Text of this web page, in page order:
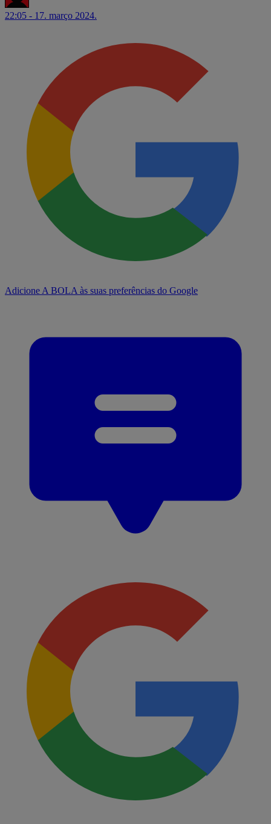
22:05 - 17. março 2024.
Adicione A BOLA às suas preferências do Google